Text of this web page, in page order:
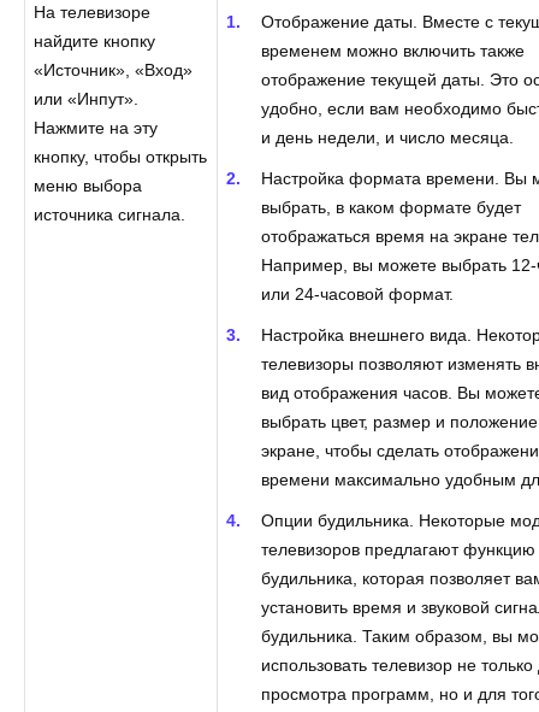
На телевизоре
найдите кнопку
«Источник», «Вход»
или «Инпут».
Нажмите на эту
кнопку, чтобы открыть
меню выбора
источника сигнала.
Отображение даты. Вместе с
временем можно включить также
отображение текущей даты. Это
удобно, если вам необходимо
и день недели, и число месяца.
Настройка формата времени. Вы
выбрать, в каком формате будет
отображаться время на экране
Например, вы можете выбрать 12-
или 24-часовой формат.
Настройка внешнего вида.
телевизоры позволяют изменять
вид отображения часов. Вы
выбрать цвет, размер и
экране, чтобы сделать
времени максимально удобным
Опции будильника. Некоторые
телевизоров предлагают функцию
будильника, которая позволяет
установить время и звуковой
будильника. Таким образом, вы
использовать телевизор не только
просмотра программ, но и для